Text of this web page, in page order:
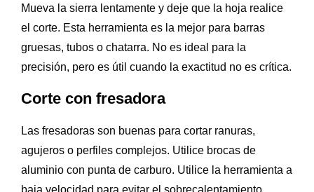
Mueva la sierra lentamente y deje que la hoja realice
el corte. Esta herramienta es la mejor para barras
gruesas, tubos o chatarra. No es ideal para la
precisión, pero es útil cuando la exactitud no es crítica.
Corte con fresadora
Las fresadoras son buenas para cortar ranuras,
agujeros o perfiles complejos. Utilice brocas de
aluminio con punta de carburo. Utilice la herramienta a